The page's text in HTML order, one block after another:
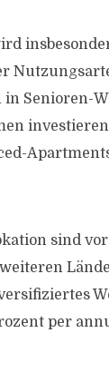
Senioren-
sind
per